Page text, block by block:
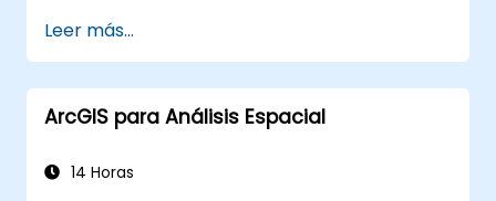
para una resolución más rápida de
problemas.
Utilizar Grafana para visualizar y
gestionar alertas de manera efectiva.
Leer más...
ArcGIS para Análisis Espacial
14 Horas